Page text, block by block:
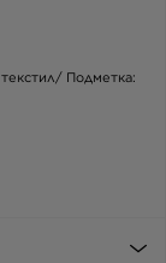
Подметка: